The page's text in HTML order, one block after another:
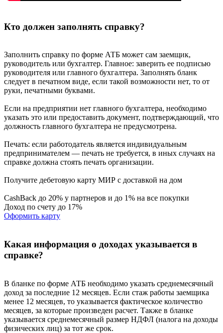
Кто должен заполнять справку?
Заполнить справку по форме АТБ может сам заемщик,
руководитель или бухгалтер. Главное: заверить ее подписью
руководителя или главного бухгалтера. Заполнять бланк
следует в печатном виде, если такой возможности нет, то от
руки, печатными буквами.
Если на предприятии нет главного бухгалтера, необходимо
указать это или предоставить документ, подтверждающий, что
должность главного бухгалтера не предусмотрена.
Печать: если работодатель является индивидуальным
предпринимателем — печать не требуется, в иных случаях на
справке должна стоять печать организации.
Получите дебетовую карту МИР с доставкой на дом
CashBack до 20% у партнеров и до 1% на все покупки
Доход по счету до 17%
Оформить карту
Какая информация о доходах указывается в
справке?
В бланке по форме АТБ необходимо указать среднемесячный
доход за последние 12 месяцев. Если стаж работы заемщика
менее 12 месяцев, то указывается фактическое количество
месяцев, за которые произведен расчет. Также в бланке
указывается среднемесячный размер НДФЛ (налога на доходы
физических лиц) за тот же срок.